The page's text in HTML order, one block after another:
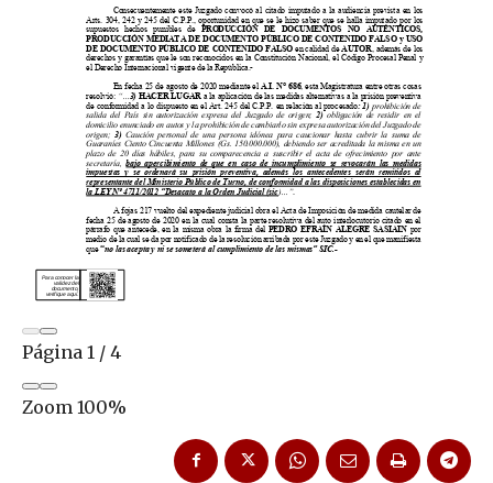
Página 1 / 4
Zoom 100%